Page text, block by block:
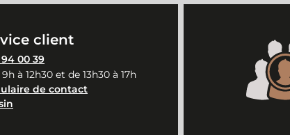
client
00 39
à 12h30 et de 13h30 à 17h
de contact